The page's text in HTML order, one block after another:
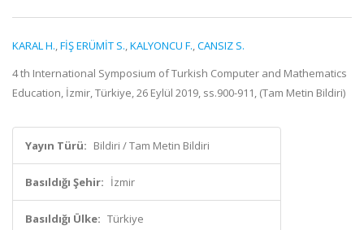
KARAL H.,FİŞ ERÜMİT S.,KALYONCU F.,CANSIZ S.
4 th International Symposium of Turkish Computer and Mathematics
Education, İzmir, Türkiye, 26 Eylül 2019, ss.900-911, (Tam Metin Bildiri)
Yayın Türü: Bildiri / Tam Metin Bildiri
Basıldığı Şehir: İzmir
Basıldığı Ülke: Türkiye